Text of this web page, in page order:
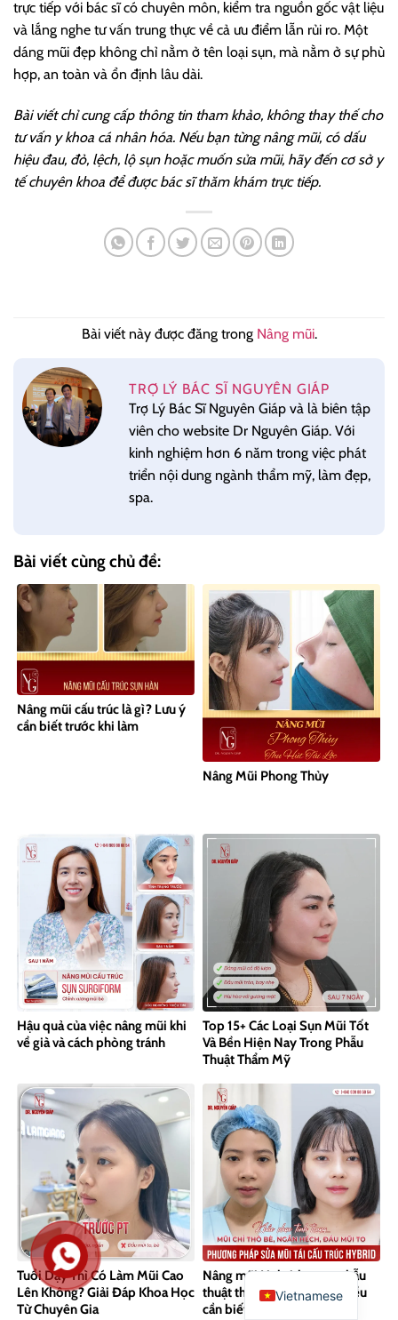
trực tiếp với bác sĩ có chuyên môn, kiểm tra nguồn gốc vật liệu
và lắng nghe tư vấn trung thực về cả ưu điểm lẫn rủi ro. Một
dáng mũi đẹp không chỉ nằm ở tên loại sụn, mà nằm ở sự phù
hợp, an toàn và ổn định lâu dài.
Bài viết chỉ cung cấp thông tin tham khảo, không thay thế cho
tư vấn y khoa cá nhân hóa. Nếu bạn từng nâng mũi, có dấu
hiệu đau, đỏ, lệch, lộ sụn hoặc muốn sửa mũi, hãy đến cơ sở y
tế chuyên khoa để được bác sĩ thăm khám trực tiếp.
Bài viết này được đăng trong Nâng mũi.
TRỢ LÝ BÁC SĨ NGUYÊN GIÁP
Trợ Lý Bác Sĩ Nguyên Giáp và là biên tập
viên cho website Dr Nguyên Giáp. Với
kinh nghiệm hơn 6 năm trong việc phát
triển nội dung ngành thẩm mỹ, làm đẹp,
spa.
Bài viết cùng chủ đề:
Nâng mũi cấu trúc là gì? Lưu ý
cần biết trước khi làm
Nâng Mũi Phong Thủy
Hậu quả của việc nâng mũi khi
về già và cách phòng tránh
Top 15+ Các Loại Sụn Mũi Tốt
Và Bền Hiện Nay Trong Phẫu
Thuật Thẩm Mỹ
Tuổi Dậy Thì Có Làm Mũi Cao
Lên Không? Giải Đáp Khoa Học
Từ Chuyên Gia
Nâng mũi Hybrid trong phẫu
thuật thẩm mỹ và những điều
cần biết
Vietnamese